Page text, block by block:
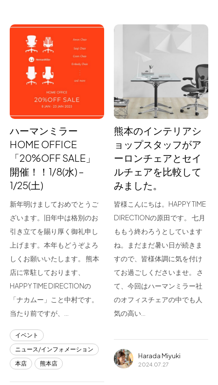
ハーマンミラー
HOME OFFICE
「20%OFF SALE」
開催！！1/8(水) –
1/25(土)
新年明けましておめでとうご
ざいます。旧年中は格別のお
引き立てを賜り厚く御礼申し
上げます。本年もどうぞよろ
しくお願いいたします。 熊本
店に常駐しております、
HAPPY TIME DIRECTIONの
「ナカムー」こと中村です。
当たり前ですが、…
イベント
ニュース/インフォメーション
本店
熊本店
熊本のインテリアシ
ョップスタッフがア
ーロンチェアとセイ
ルチェアを比較して
みました。
皆様こんにちは。HAPPY TIME
DIRECTIONの原田です。 七月
ももう終わろうとしています
ね。まだまだ暑い日が続きま
すので、皆様体調に気を付け
てお過ごしくださいませ。 さ
て、今回はハーマンミラー社
のオフィスチェアの中でも人
気の高い…
Harada Miyuki
2024.07.27